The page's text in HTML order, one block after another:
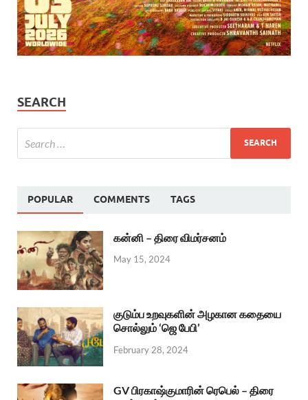
SEARCH
POPULAR COMMENTS TAGS
கன்னி – திரை விமர்சனம்
May 15, 2024
குடும்ப உறவுகளின் அழகான கதையை
சொல்லும் ‘ஜெ பேபி’
February 28, 2024
GV பிரகாஷ்குமாரின் ரெபெல் – திரை